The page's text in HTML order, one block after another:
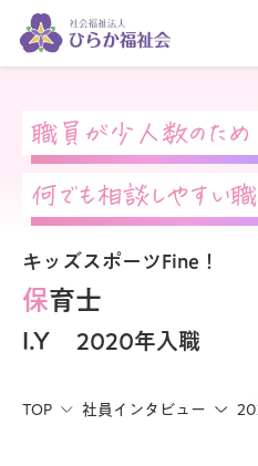
職員が少人数のため
何でも相談しやすい
キッズスポーツFine！
保育士
I.Y 2020年入職
TOP 社員インタビュー